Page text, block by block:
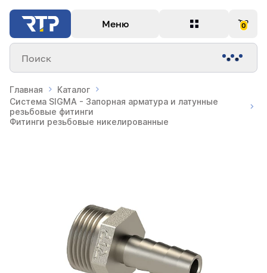
Меню 0
Поиск
Главная
Каталог
Система SIGMA - Запорная арматура и латунные
резьбовые фитинги
Фитинги резьбовые никелированные